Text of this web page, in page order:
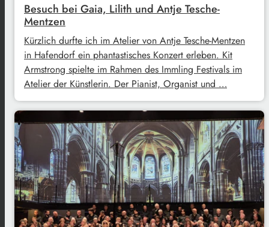
Besuch bei Gaia, Lilith und Antje Tesche-
Mentzen
Kürzlich durfte ich im Atelier von Antje Tesche-Mentzen
in Hafendorf ein phantastisches Konzert erleben. Kit
Armstrong spielte im Rahmen des Immling Festivals im
Atelier der Künstlerin. Der Pianist, Organist und …